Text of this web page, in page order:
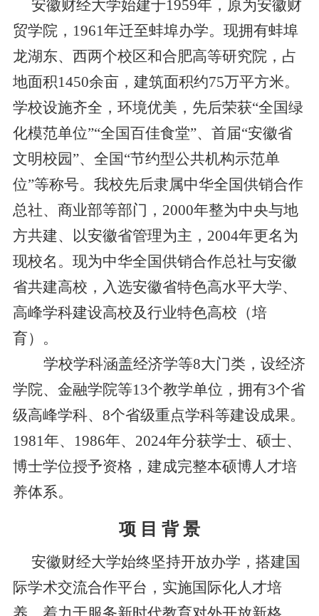
安徽财经大学始建于1959年，原为安徽财
贸学院，1961年迁至蚌埠办学。现拥有蚌埠
龙湖东、西两个校区和合肥高等研究院，占
地面积1450余亩，建筑面积约75万平方米。
学校设施齐全，环境优美，先后荣获“全国绿
化模范单位”“全国百佳食堂”、首届“安徽省
文明校园”、全国“节约型公共机构示范单
位”等称号。我校先后隶属中华全国供销合作
总社、商业部等部门，2000年整为中央与地
方共建、以安徽省管理为主，2004年更名为
现校名。现为中华全国供销合作总社与安徽
省共建高校，入选安徽省特色高水平大学、
高峰学科建设高校及行业特色高校（培
育）。
学校学科涵盖经济学等8大门类，设经济
学院、金融学院等13个教学单位，拥有3个省
级高峰学科、8个省级重点学科等建设成果。
1981年、1986年、2024年分获学士、硕士、
博士学位授予资格，建成完整本硕博人才培
养体系。
项 目 背 景
安徽财经大学始终坚持开放办学，搭建国
际学术交流合作平台，实施国际化人才培